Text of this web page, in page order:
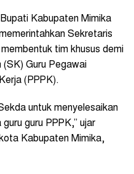
Kabupaten Mimika
Sekretaris
tim khusus demi
Guru Pegawai
(PPPK).
untuk menyelesaikan
guru PPPK,” ujar
Kabupaten Mimika,